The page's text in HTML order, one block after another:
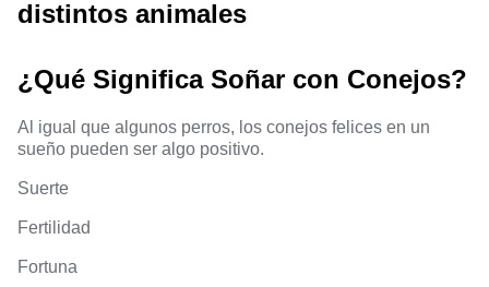
distintos animales
¿Qué Significa Soñar con Conejos?
Al igual que algunos perros, los conejos felices en un
sueño pueden ser algo positivo.
Suerte
Fertilidad
Fortuna